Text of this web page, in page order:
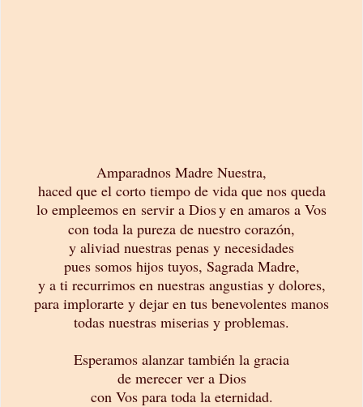
Amparadnos Madre Nuestra,
haced que el corto tiempo de vida que nos queda
lo empleemos en servir a Diosy en amaros a Vos
con toda la pureza de nuestro corazón,
y aliviad nuestras penas y necesidades
pues somos hijos tuyos, Sagrada Madre,
y a ti recurrimos en nuestras angustias y dolores,
para implorarte y dejar en tus benevolentes manos
todas nuestras miserias y problemas.
Esperamos alanzar también la gracia
de merecer ver a Dios
con Vos para toda la eternidad.